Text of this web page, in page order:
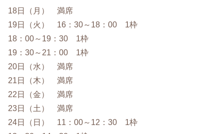
18日（月） 満席
19日（火） 16：30～18：00 1枠
18：00～19：30 1枠
19：30～21：00 1枠
20日（水） 満席
21日（木） 満席
22日（金） 満席
23日（土） 満席
24日（日） 11：00～12：30 1枠